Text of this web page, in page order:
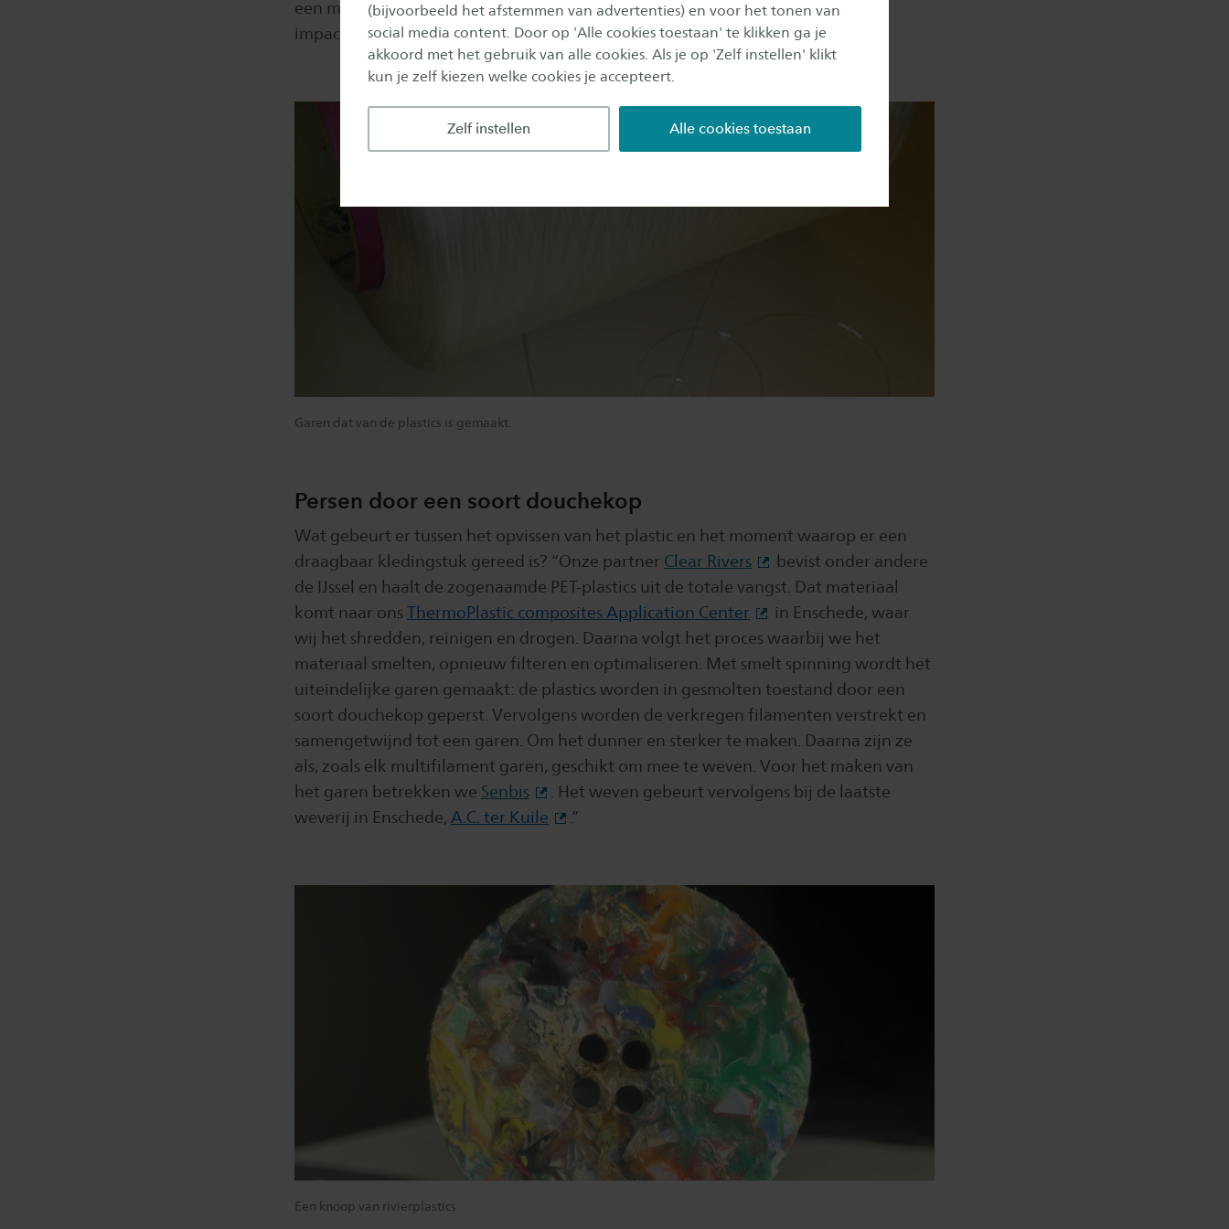
(bijvoorbeeld het afstemmen van advertenties) en voor het tonen van
social media content. Door op 'Alle cookies toestaan' te klikken ga je
akkoord met het gebruik van alle cookies. Als je op 'Zelf instellen' klikt
kun je zelf kiezen welke cookies je accepteert.
Zelf instellen Alle cookies toestaan
een mooi fijn garen. Als dat nog iets grover mag blijven, heeft dat een enorme
impact op de bewerkingsstappen en de uiteindelijke prijs van de kleding.”
Garen dat van de plastics is gemaakt.
Persen door een soort douchekop
Wat gebeurt er tussen het opvissen van het plastic en het moment waarop er een
draagbaar kledingstuk gereed is? “Onze partner Clear Rivers
bevist onder andere
de IJssel en haalt de zogenaamde PET-plastics uit de totale vangst. Dat materiaal
komt naar ons ThermoPlastic composites Application Center
in Enschede, waar
wij het shredden, reinigen en drogen. Daarna volgt het proces waarbij we het
materiaal smelten, opnieuw filteren en optimaliseren. Met smelt spinning wordt het
uiteindelijke garen gemaakt: de plastics worden in gesmolten toestand door een
soort douchekop geperst. Vervolgens worden de verkregen filamenten verstrekt en
samengetwijnd tot een garen. Om het dunner en sterker te maken. Daarna zijn ze
als, zoals elk multifilament garen, geschikt om mee te weven. Voor het maken van
het garen betrekken we Senbis
. Het weven gebeurt vervolgens bij de laatste
weverij in Enschede, A.C. ter Kuile .”
Een knoop van rivierplastics